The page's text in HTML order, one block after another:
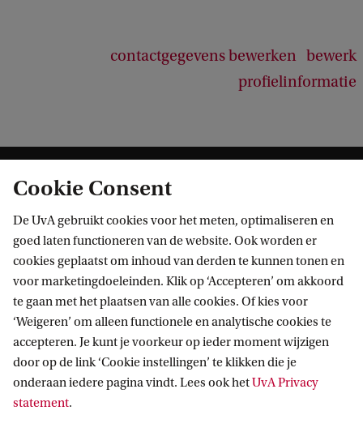
contactgegevens bewerken bewerk
profielinformatie
Informatie voor
Bachelorstudiekiezers
Masterstudiekiezers
UvA-studenten
Medewerkers
Journalisten
Direct naar
Webmail
Bibliotheek
Vacatures
Contact
Cookie Consent
De UvA gebruikt cookies voor het meten, optimaliseren en
goed laten functioneren van de website. Ook worden er
cookies geplaatst om inhoud van derden te kunnen tonen en
voor marketingdoeleinden. Klik op ‘Accepteren’ om akkoord
te gaan met het plaatsen van alle cookies. Of kies voor
‘Weigeren’ om alleen functionele en analytische cookies te
accepteren. Je kunt je voorkeur op ieder moment wijzigen
door op de link ‘Cookie instellingen’ te klikken die je
onderaan iedere pagina vindt. Lees ook hetUvA Privacy
statement.